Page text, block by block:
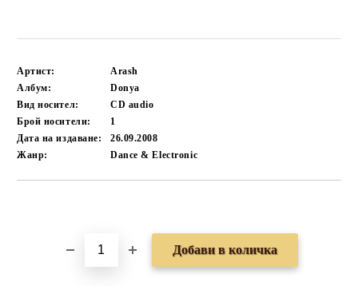
Артист:
Arash
Албум:
Donya
Вид носител:
CD audio
Брой носители:
1
Дата на издаване:
26.09.2008
Жанр:
Dance & Electronic